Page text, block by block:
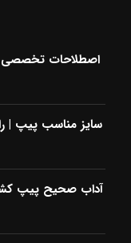
اصطلاحات تخصصی
سایز مناسب پیپ |
آداب صحیح پیپ